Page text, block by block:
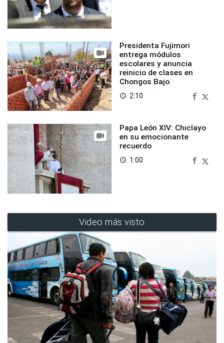
Presidenta Fujimori
entrega módulos
escolares y anuncia
reinicio de clases en
Chongos Bajo
access_time 2:10
Papa León XIV: Chiclayo
en su emocionante
recuerdo
access_time 1:00
Video más visto